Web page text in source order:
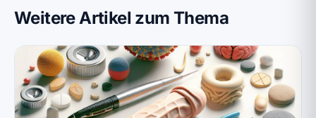
Weitere Artikel zum Thema